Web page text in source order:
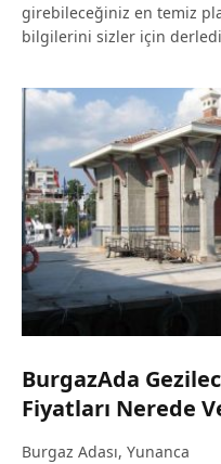
girebileceğiniz en temiz
bilgilerini sizler için
BurgazAda
Fiyatları Nerede
Burgaz Adası, Yunanca